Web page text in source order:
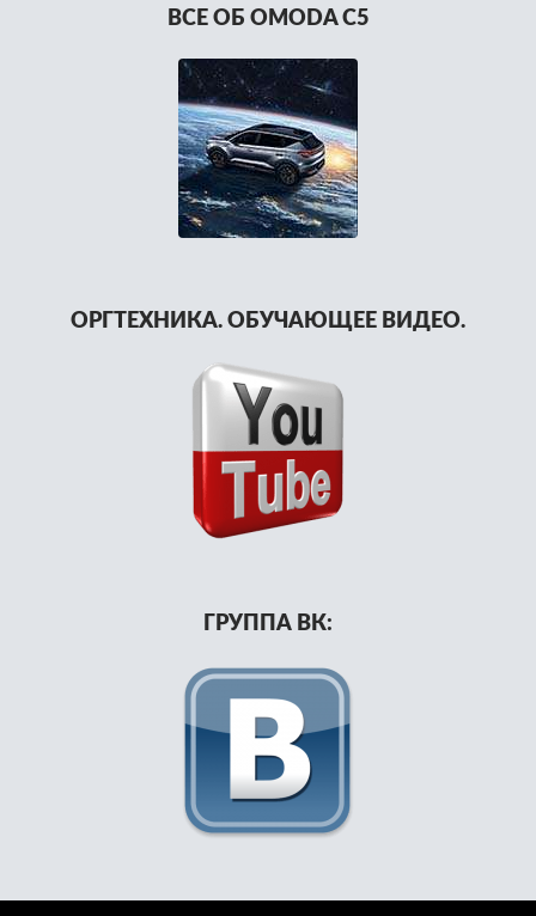
ВСЕ ОБ OMODA C5
ОРГТЕХНИКА. ОБУЧАЮЩЕЕ ВИДЕО.
ГРУППА ВК: